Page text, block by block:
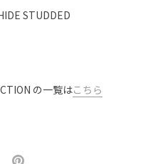
STUDDED
の一覧はこちら
Pin